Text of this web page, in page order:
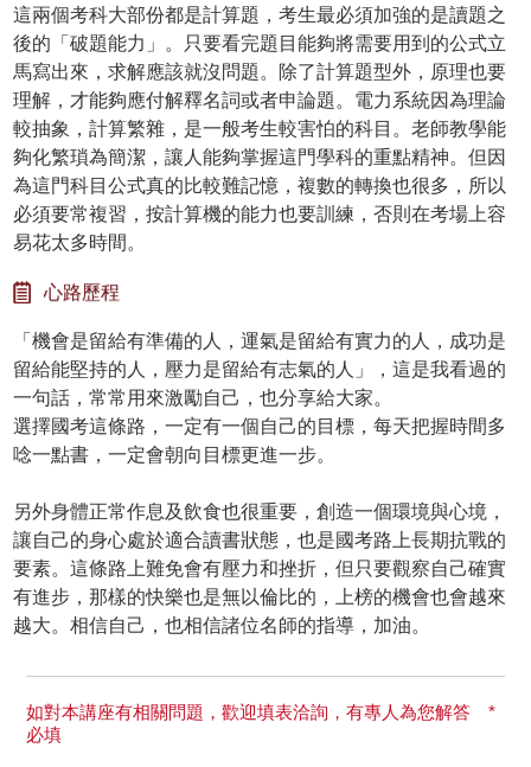
這兩個考科大部份都是計算題，考生最必須加強的是讀題之
後的「破題能力」。只要看完題目能夠將需要用到的公式立
馬寫出來，求解應該就沒問題。除了計算題型外，原理也要
理解，才能夠應付解釋名詞或者申論題。電力系統因為理論
較抽象，計算繁雜，是一般考生較害怕的科目。老師教學能
夠化繁瑣為簡潔，讓人能夠掌握這門學科的重點精神。但因
為這門科目公式真的比較難記憶，複數的轉換也很多，所以
必須要常複習，按計算機的能力也要訓練，否則在考場上容
易花太多時間。
心路歷程
「機會是留給有準備的人，運氣是留給有實力的人，成功是
留給能堅持的人，壓力是留給有志氣的人」，這是我看過的
一句話，常常用來激勵自己，也分享給大家。
選擇國考這條路，一定有一個自己的目標，每天把握時間多
唸一點書，一定會朝向目標更進一步。
另外身體正常作息及飲食也很重要，創造一個環境與心境，
讓自己的身心處於適合讀書狀態，也是國考路上長期抗戰的
要素。這條路上難免會有壓力和挫折，但只要觀察自己確實
有進步，那樣的快樂也是無以倫比的，上榜的機會也會越來
越大。相信自己，也相信諸位名師的指導，加油。
如對本講座有相關問題，歡迎填表洽詢，有專人為您解答 *
必填